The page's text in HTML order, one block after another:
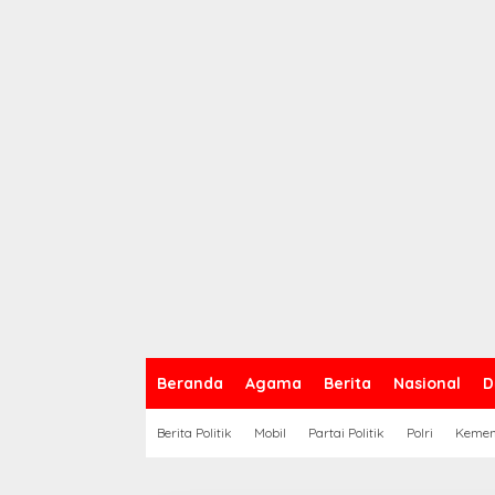
Beranda Agama Berita Nasional
Berita Politik Mobil Partai Politik Polri